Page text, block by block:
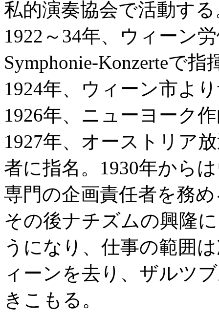
私的演奏協会で活動す
1922～34年、ウィーン
Symphonie-Konzerteで指
1924年、ウィーン市よ
1926年、ニューヨーク
1927年、オーストリア
者に指名。1930年から
専門の企画責任者を務
その後ナチズムの興隆
うになり、仕事の範囲
ィーンを去り、ザルツ
きこもる。